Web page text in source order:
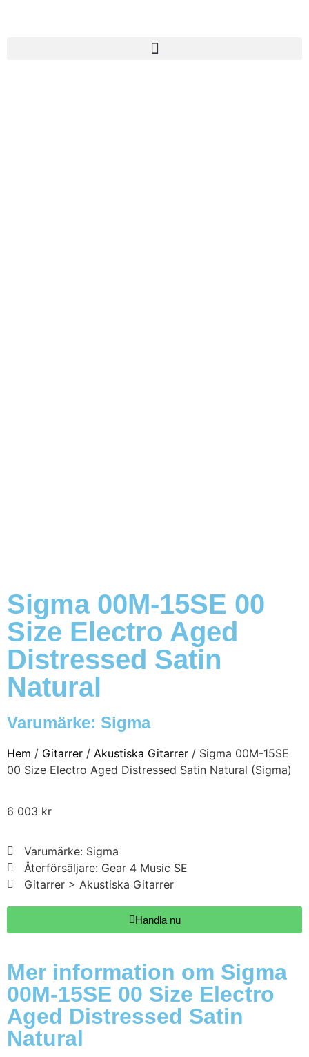
Sigma 00M-15SE 00
Size Electro Aged
Distressed Satin
Natural
Varumärke: Sigma
Hem / Gitarrer / Akustiska Gitarrer / Sigma 00M-15SE
00 Size Electro Aged Distressed Satin Natural (Sigma)
6 003 kr
Varumärke: Sigma
Återförsäljare: Gear 4 Music SE
Gitarrer > Akustiska Gitarrer
Handla nu
Mer information om Sigma
00M-15SE 00 Size Electro
Aged Distressed Satin
Natural